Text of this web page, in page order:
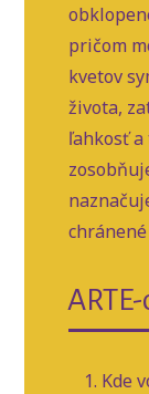
pričom
kvetov
života,
ľahkosť
Kde